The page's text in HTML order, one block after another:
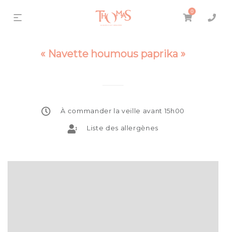
0
« Navette houmous paprika »
À commander la veille avant 15h00
Liste des allergènes